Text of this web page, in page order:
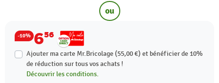
ou
-10% 656
Ajouter ma carte Mr.Bricolage (55,00 €) et bénéficier de 10%
de réduction sur tous vos achats !
Découvrir les conditions.